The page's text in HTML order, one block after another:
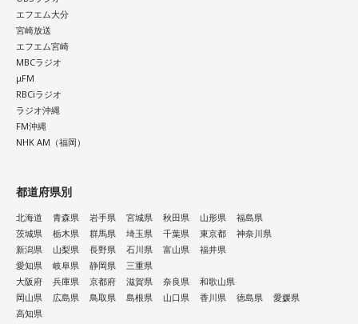
の大切なサイン。無理に答えを出さず、本音を大切にしてみ
て。夜は「本当はどうしたい？」と自分に問いかけてみまし
ょう。今日はスマホから離れて、好きな音楽や香りと一緒に
ゆっくり過ごしましょう。
【今日の一言メッセージ】
今日は火星にバーテックスというポイントが重なる日。運命
に導かれ、新時代の生き方やお役目に気がついたり、直感が
降りてきたりするかも！ ぜひアドバイスを参考に行動してみ
東京・池袋占い館セレーネ所属。元野村證券トップセールス
という異色の経歴を持つ占星術師。自身の人生の転機をきっ
かけにホロスコープと出会い、星よみによる人生プロデュー
スの道へ。著書『山芋シンデレラ』。経営者から個人まで幅
広くサポートしている。
Webサイト：
エフエム大分
宮崎放送
エフエム宮崎
MBCラジオ
μFM
RBCiラジオ
ラジオ沖縄
FM沖縄
NHK AM（福岡）
都道府県別
北海道 青森県 岩手県 宮城県 秋田県 山形県
福島県
茨城県
栃木県 群馬県 埼玉県 千葉県 東京都
神奈川県
新潟県
山梨県 長野県 石川県 富山県
福井県
愛知県
岐阜県 静岡県
三重県
大阪府
兵庫県 京都府 滋賀県 奈良県
和歌山県
岡山県
広島県 鳥取県 島根県 山口県 香川県 徳島県
愛媛県
高知県